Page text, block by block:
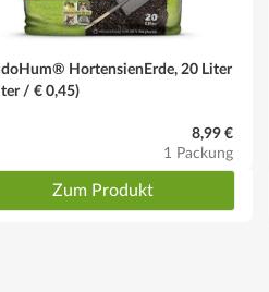
mit Torf aufbessern bzw.
HortensienErde, 20 Liter
/ € 0,45)
8,99 €
1 Packung
Zum Produkt